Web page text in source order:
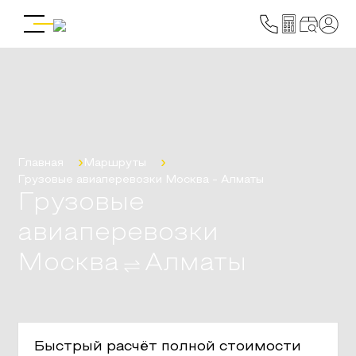
Главная
Маршруты
Грузовые авиаперевозки
Москва - Алматы
Грузовые
авиаперевозки
Москва
Алматы
Быстрый расчёт полной стоимости